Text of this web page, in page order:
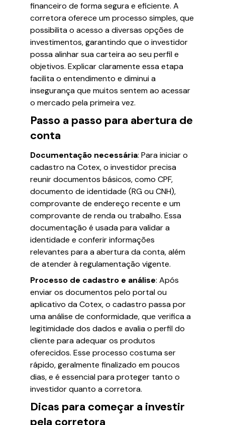
financeiro de forma segura e eficiente. A
corretora oferece um processo simples, que
possibilita o acesso a diversas opções de
investimentos, garantindo que o investidor
possa alinhar sua carteira ao seu perfil e
objetivos. Explicar claramente essa etapa
facilita o entendimento e diminui a
insegurança que muitos sentem ao acessar
o mercado pela primeira vez.
Passo a passo para abertura de
conta
Documentação necessária: Para iniciar o
cadastro na Cotex, o investidor precisa
reunir documentos básicos, como CPF,
documento de identidade (RG ou CNH),
comprovante de endereço recente e um
comprovante de renda ou trabalho. Essa
documentação é usada para validar a
identidade e conferir informações
relevantes para a abertura da conta, além
de atender à regulamentação vigente.
Processo de cadastro e análise: Após
enviar os documentos pelo portal ou
aplicativo da Cotex, o cadastro passa por
uma análise de conformidade, que verifica a
legitimidade dos dados e avalia o perfil do
cliente para adequar os produtos
oferecidos. Esse processo costuma ser
rápido, geralmente finalizado em poucos
dias, e é essencial para proteger tanto o
investidor quanto a corretora.
Dicas para começar a investir
pela corretora